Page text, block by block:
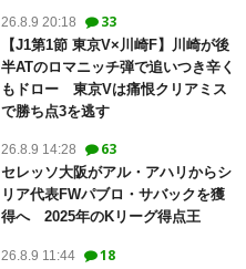
26.8.9 20:18 33
【J1第1節 東京V×川崎F】川崎が後
半ATのロマニッチ弾で追いつき辛く
もドロー 東京Vは痛恨クリアミス
で勝ち点3を逃す
26.8.9 14:28 63
セレッソ大阪がアル・アハリからシ
リア代表FWパブロ・サバックを獲
得へ 2025年のKリーグ得点王
26.8.9 11:44 18